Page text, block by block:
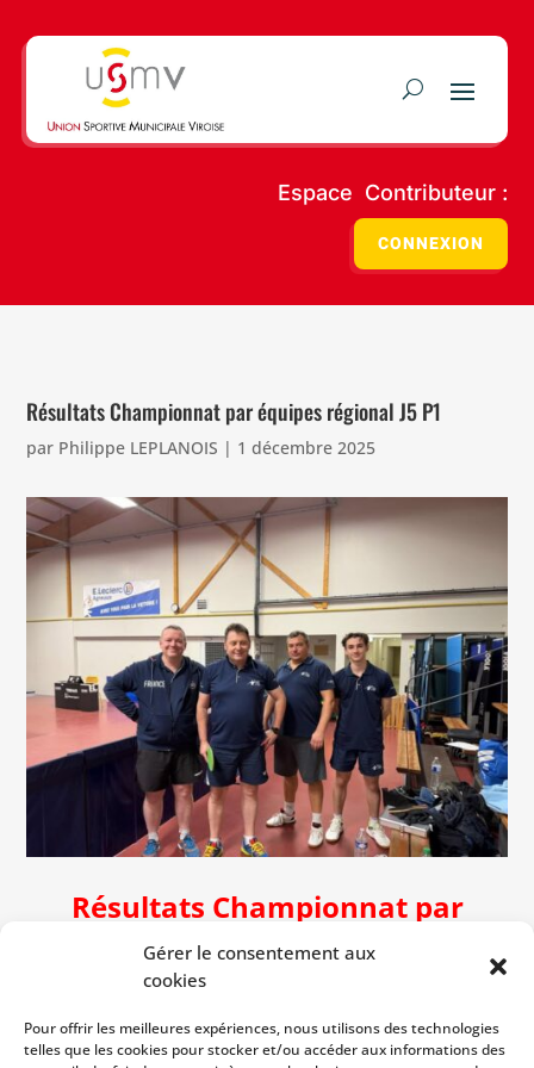
Gérer le consentement aux
cookies
Pour offrir les meilleures expériences, nous utilisons des technologies
telles que les cookies pour stocker et/ou accéder aux informations des
Espace Contributeur :
CONNEXION
Résultats Championnat par équipes régional J5 P1
par Philippe LEPLANOIS | 1 décembre 2025
Résultats Championnat par
équipes régional
R3 : Vire 1 – OC Agneaux 2
Défaite 10-4